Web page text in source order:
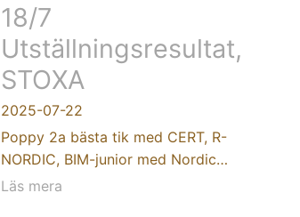
18/7
Utställningsresultat,
STOXA
2025-07-22
Poppy 2a bästa tik med CERT, R-
NORDIC, BIM-junior med Nordic…
Läs mera